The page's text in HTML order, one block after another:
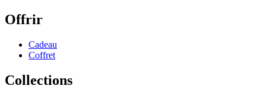
Offrir
Cadeau
Coffret
Collections